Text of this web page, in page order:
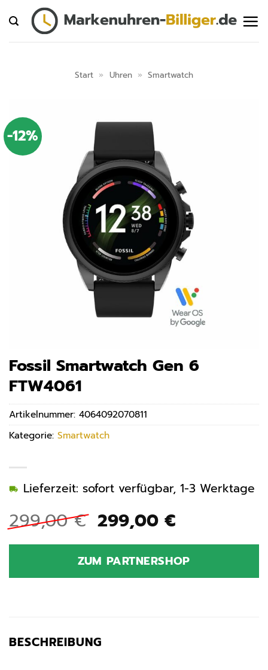
Inhalt
springen
Start » Uhren » Smartwatch
-12%
Fossil Smartwatch Gen 6
FTW4061
299,00€ Ursprünglicher
Preis
war:
299,00 €
299,00 €Aktueller
ist:
299,00 €.
Lieferzeit: sofort verfügbar, 1-3 Werktage
ZUM PARTNERSHOP
Artikelnummer: 4064092070811
Kategorie: Smartwatch
BESCHREIBUNG